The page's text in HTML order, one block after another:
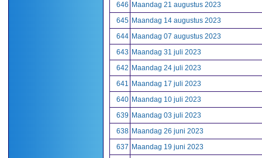
646 Maandag 21 augustus 2023
645 Maandag 14 augustus 2023
644 Maandag 07 augustus 2023
643 Maandag 31 juli 2023
642 Maandag 24 juli 2023
641 Maandag 17 juli 2023
640 Maandag 10 juli 2023
639 Maandag 03 juli 2023
638 Maandag 26 juni 2023
637 Maandag 19 juni 2023